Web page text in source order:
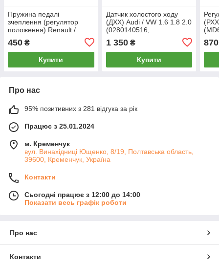
Пружина педалі
зчеплення (регулятор
положення) Renault /
(7701208109,
8200506488)
450 ₴
Купити
Датчик холостого ходу
(ДХХ) Audi / VW 1.6 1.8 2.0
(0280140516,
034133455B, 0280140512)
1 350₴
Купити
870
Про нас
95% позитивних з 281 відгука за рік
Працює з 25.01.2024
м. Кременчук
вул. Винахідниці Ющенко, 8/19, Полтавська область,
39600, Кременчук, Україна
Контакти
Сьогодні працює з 12:00 до 14:00
Показати весь графік роботи
Про нас
Контакти